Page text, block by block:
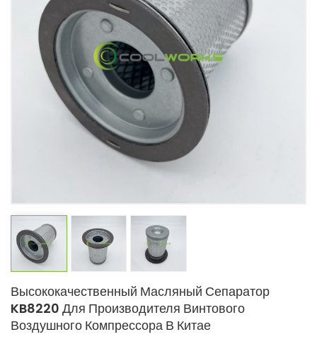
Высококачественный Масляный Сепаратор
KB8220 Для Производителя Винтового
Воздушного Компрессора В Китае